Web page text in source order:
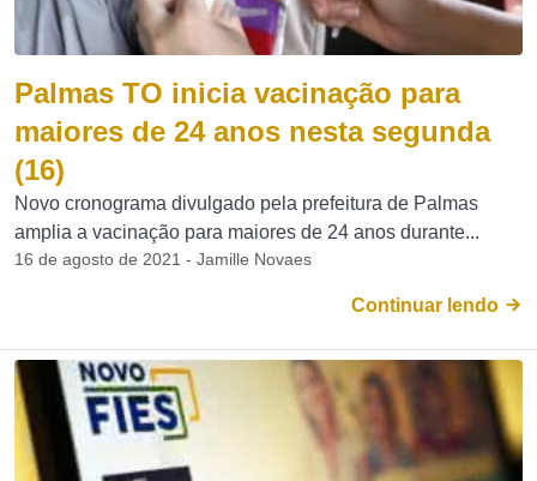
Palmas TO inicia vacinação para
maiores de 24 anos nesta segunda
(16)
Novo cronograma divulgado pela prefeitura de Palmas
amplia a vacinação para maiores de 24 anos durante...
16 de agosto de 2021 - Jamille Novaes
Continuar lendo